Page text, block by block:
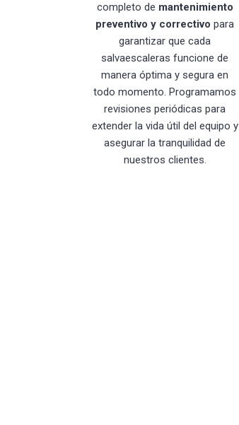
completo de mantenimiento
preventivo y correctivo para
garantizar que cada
salvaescaleras funcione de
manera óptima y segura en
todo momento. Programamos
revisiones periódicas para
extender la vida útil del equipo y
asegurar la tranquilidad de
nuestros clientes.